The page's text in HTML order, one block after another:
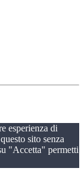
esperienza di
sito senza
"Accetta" permetti